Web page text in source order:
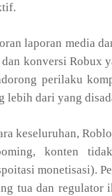
laporan media
konversi Robux
perilaku
lebih dari yang
keseluruhan,
konten
monetisasi).
tua dan regulator